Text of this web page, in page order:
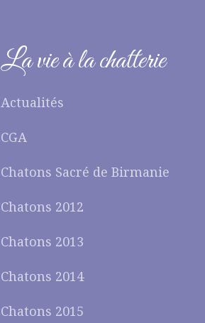
La vie à la chatterie
Actualités
CGA
Chatons Sacré de Birmanie
Chatons 2012
Chatons 2013
Chatons 2014
Chatons 2015